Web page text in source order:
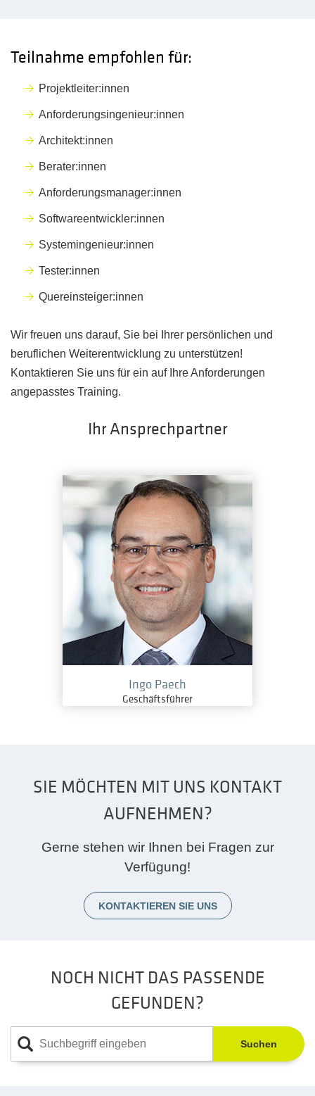
Teilnahme empfohlen für:
Projektleiter:innen
Anforderungsingenieur:innen
Architekt:innen
Berater:innen
Anforderungsmanager:innen
Softwareentwickler:innen
Systemingenieur:innen
Tester:innen
Quereinsteiger:innen
Wir freuen uns darauf, Sie bei Ihrer persönlichen und
beruflichen Weiterentwicklung zu unterstützen!
Kontaktieren Sie uns für ein auf Ihre Anforderungen
angepasstes Training.
Ihr Ansprechpartner
Ingo Paech
Geschäftsführer
SIE MÖCHTEN MIT UNS KONTAKT
AUFNEHMEN?
Gerne stehen wir Ihnen bei Fragen zur
Verfügung!
KONTAKTIEREN SIE UNS
NOCH NICHT DAS PASSENDE
GEFUNDEN?
Suchen